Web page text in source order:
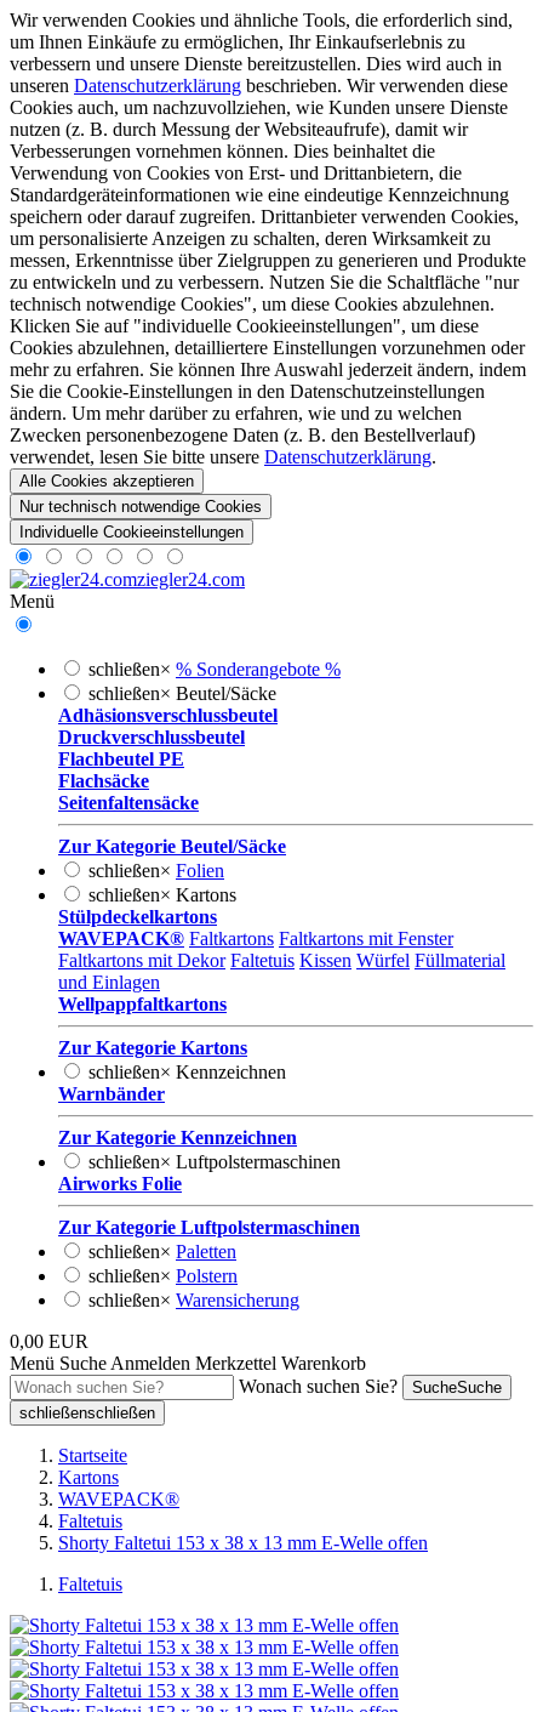
Wir verwenden Cookies und ähnliche Tools, die erforderlich sind,
um Ihnen Einkäufe zu ermöglichen, Ihr Einkaufserlebnis zu
verbessern und unsere Dienste bereitzustellen. Dies wird auch in
unseren Datenschutzerklärung beschrieben. Wir verwenden diese
Cookies auch, um nachzuvollziehen, wie Kunden unsere Dienste
nutzen (z. B. durch Messung der Websiteaufrufe), damit wir
Verbesserungen vornehmen können. Dies beinhaltet die
Verwendung von Cookies von Erst- und Drittanbietern, die
Standardgeräteinformationen wie eine eindeutige Kennzeichnung
speichern oder darauf zugreifen. Drittanbieter verwenden Cookies,
um personalisierte Anzeigen zu schalten, deren Wirksamkeit zu
messen, Erkenntnisse über Zielgruppen zu generieren und Produkte
zu entwickeln und zu verbessern. Nutzen Sie die Schaltfläche "nur
technisch notwendige Cookies", um diese Cookies abzulehnen.
Klicken Sie auf "individuelle Cookieeinstellungen", um diese
Cookies abzulehnen, detailliertere Einstellungen vorzunehmen oder
mehr zu erfahren. Sie können Ihre Auswahl jederzeit ändern, indem
Sie die Cookie-Einstellungen in den Datenschutzeinstellungen
ändern. Um mehr darüber zu erfahren, wie und zu welchen
Zwecken personenbezogene Daten (z. B. den Bestellverlauf)
verwendet, lesen Sie bitte unsere Datenschutzerklärung.
Alle Cookies akzeptieren
Nur technisch notwendige Cookies
Individuelle Cookieeinstellungen
ziegler24.com
Menü
schließen× % Sonderangebote %
schließen× Beutel/Säcke
Adhäsionsverschlussbeutel
Druckverschlussbeutel
Flachbeutel PE
Flachsäcke
Seitenfaltensäcke
Zur Kategorie Beutel/Säcke
schließen× Folien
schließen× Kartons
Stülpdeckelkartons
WAVEPACK® Faltkartons Faltkartons mit Fenster
Faltkartons mit Dekor Faltetuis Kissen Würfel Füllmaterial
und Einlagen
Wellpappfaltkartons
Zur Kategorie Kartons
schließen× Kennzeichnen
Warnbänder
Zur Kategorie Kennzeichnen
schließen× Luftpolstermaschinen
Airworks Folie
Zur Kategorie Luftpolstermaschinen
schließen× Paletten
schließen× Polstern
schließen× Warensicherung
0,00 EUR
Menü Suche Anmelden Merkzettel Warenkorb
Wonach suchen Sie?
SucheSuche
schließenschließen
Startseite
Kartons
WAVEPACK®
Faltetuis
Shorty Faltetui 153 x 38 x 13 mm E-Welle offen
Faltetuis